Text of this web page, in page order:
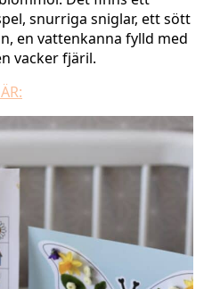
snurriga sniglar, ett sött
en vattenkanna fylld med
vacker fjäril.